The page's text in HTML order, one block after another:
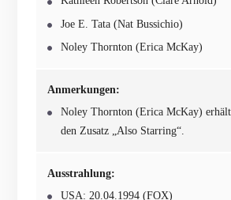
Joe E. Tata (Nat Bussichio)
Noley Thornton (Erica McKay)
Anmerkungen:
Noley Thornton (Erica McKay)
den Zusatz „Also Starring“.
Ausstrahlung:
USA: 20.04.1994 (FOX)